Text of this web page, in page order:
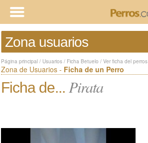
Zona usuarios
Página principal / Usuarios / Ficha Betuelo / Ver ficha del perros
Zona de Usuarios - Ficha de un Perro
Ficha de... Pirata